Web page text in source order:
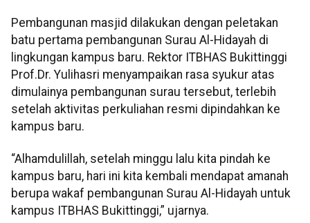
Pembangunan masjid dilakukan dengan peletakan
batu pertama pembangunan Surau Al-Hidayah di
lingkungan kampus baru. Rektor ITBHAS Bukittinggi
Prof.Dr. Yulihasri menyampaikan rasa syukur atas
dimulainya pembangunan surau tersebut, terlebih
setelah aktivitas perkuliahan resmi dipindahkan ke
kampus baru.
“Alhamdulillah, setelah minggu lalu kita pindah ke
kampus baru, hari ini kita kembali mendapat amanah
berupa wakaf pembangunan Surau Al-Hidayah untuk
kampus ITBHAS Bukittinggi,” ujarnya.